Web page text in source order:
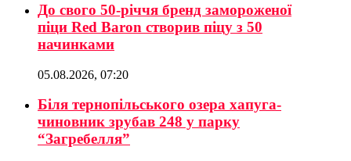
До свого 50-річчя бренд замороженої
піци Red Baron створив піцу з 50
начинками
05.08.2026, 07:20
Біля тернопільського озера хапуга-
чиновник зрубав 248 у парку
“Загребелля”